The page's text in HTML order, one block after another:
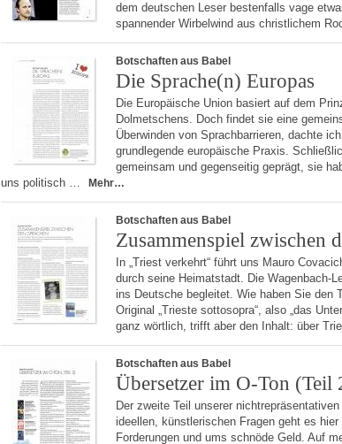
dem deutschen Leser bestenfalls vage
spannender Wirbelwind aus christlichem
Botschaften aus Babel
Die Sprache(n) Europas
Die Europäische Union basiert auf dem
Dolmetschens. Doch findet sie eine
Überwinden von Sprachbarrieren, dachte
grundlegende europäische Praxis.
gemeinsam und gegenseitig geprägt, sie
uns politisch …
Mehr…
Botschaften aus Babel
Zusammenspiel zwischen
In „Triest verkehrt“ führt uns Mauro
durch seine Heimatstadt. Die Wagenbach-
ins Deutsche begleitet. Wie haben Sie den
Original „Trieste sottosopra“, also „das
ganz wörtlich, trifft aber den Inhalt: über
Botschaften aus Babel
Übersetzer im O-Ton (Teil
Der zweite Teil unserer
ideellen, künstlerischen Fragen geht es
Forderungen und ums schnöde Geld. Auf